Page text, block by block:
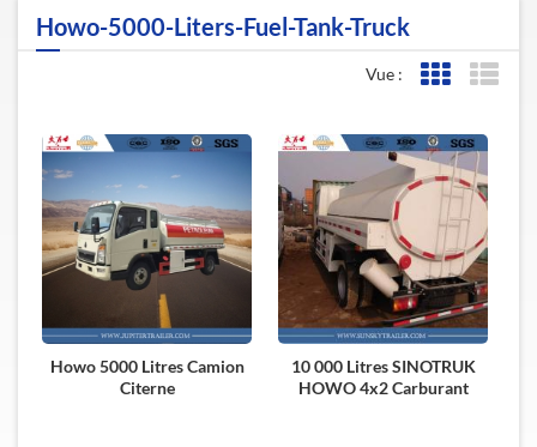
Howo-5000-Liters-Fuel-Tank-Truck
Vue : Affichage
Howo 5000 Litres Camion
Citerne
10 000 Litres SINOTRUK
HOWO 4x2 Carburant